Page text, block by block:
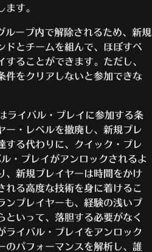
ます。
ループ内で解除されるため、新規
ドとチームを組んで、ほぼすべ
ることができます。ただし、
件をクリアしないと参加できな
ライバル・プレイに参加する条
ー・レベルを撤廃し、新規プレ
する代わりに、クイック・プレ
・プレイがアンロックされるよ
、新規プレイヤーは時間をかけ
れる高度な技術を身に着けるこ
ンプレイヤーも、経験の浅いプ
といって、落胆する必要がなく
ライバル・プレイをアンロック
のパフォーマンスを解析し、誰